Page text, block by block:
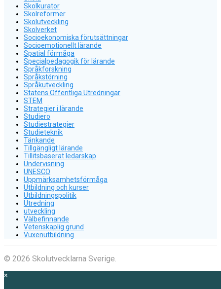
Skolkurator
Skolreformer
Skolutveckling
Skolverket
Socioekonomiska förutsättningar
Socioemotionellt lärande
Spatial förmåga
Specialpedagogik för lärande
Språkforskning
Språkstörning
Språkutveckling
Statens Offentliga Utredningar
STEM
Strategier i lärande
Studiero
Studiestrategier
Studieteknik
Tänkande
Tillgängligt lärande
Tillitsbaserat ledarskap
Undervisning
UNESCO
Uppmärksamhetsförmåga
Utbildning och kurser
Utbildningspolitik
Utredning
utveckling
Välbefinnande
Vetenskaplig grund
Vuxenutbildning
© 2026 Skolutvecklarna Sverige.
×